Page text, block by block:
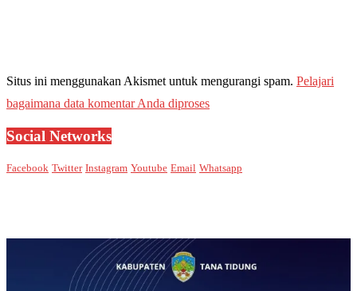
Situs ini menggunakan Akismet untuk mengurangi spam. Pelajari
bagaimana data komentar Anda diproses
Social Networks
Facebook Twitter Instagram Youtube Email Whatsapp